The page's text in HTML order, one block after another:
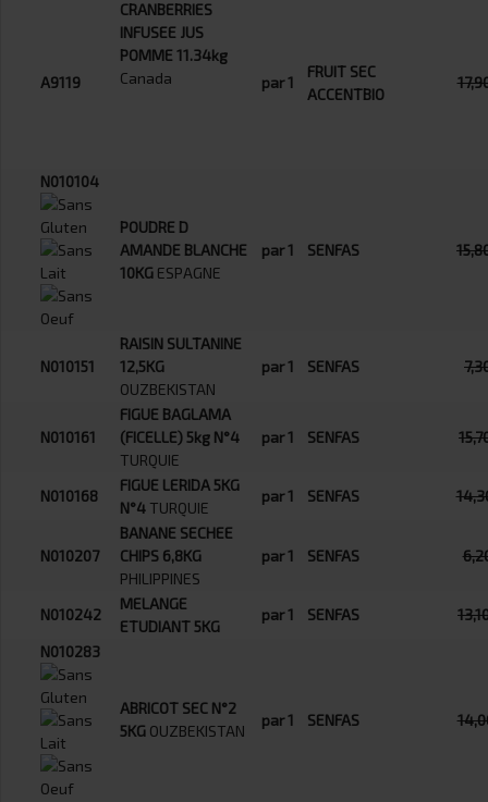
A9119
CRANBERRIES
INFUSEE JUS
POMME 11.34kg
Canada
par 1
FRUIT SEC
ACCENTBIO
N010104
POUDRE D
AMANDE BLANCHE
10KG ESPAGNE
par 1 SENFAS
N010151
RAISIN SULTANINE
12,5KG
OUZBEKISTAN
par 1 SENFAS
N010161
FIGUE BAGLAMA
(FICELLE) 5kg N°4
TURQUIE
par 1 SENFAS
N010168
FIGUE LERIDA 5KG
N°4 TURQUIE
par 1 SENFAS
N010207
BANANE SECHEE
CHIPS 6,8KG
PHILIPPINES
par 1 SENFAS
N010242
MELANGE
ETUDIANT 5KG
par 1 SENFAS
N010283
ABRICOT SEC N°2
5KG OUZBEKISTAN
par 1 SENFAS